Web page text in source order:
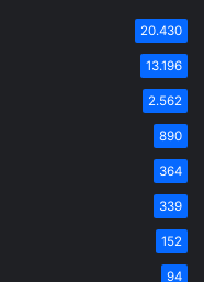
20.430
13.196
2.562
890
364
339
152
94